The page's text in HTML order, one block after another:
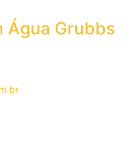
Água Grubbs